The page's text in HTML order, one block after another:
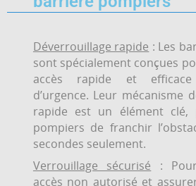
Déverrouillage rapide : Les
sont spécialement conçues
accès rapide et
d’urgence. Leur mécanisme
rapide est un élément clé,
pompiers de franchir
secondes seulement.
Verrouillage sécurisé :
accès non autorisé et